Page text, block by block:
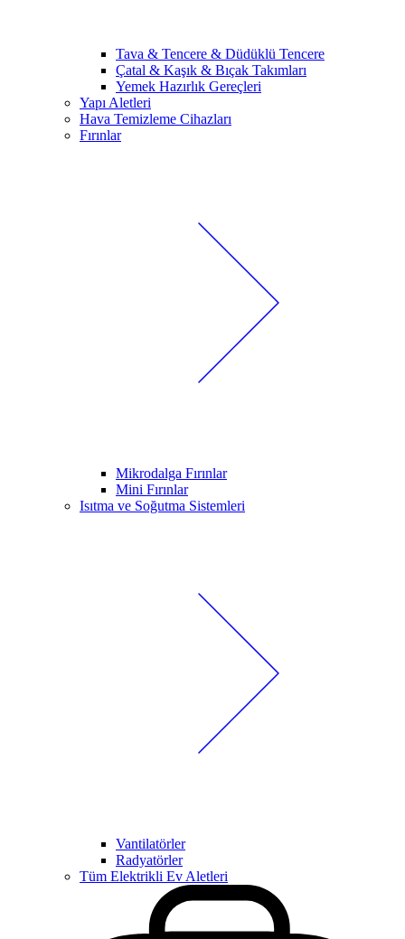
Tava & Tencere & Düdüklü Tencere
Çatal & Kaşık & Bıçak Takımları
Yemek Hazırlık Gereçleri
Yapı Aletleri
Hava Temizleme Cihazları
Fırınlar
Mikrodalga Fırınlar
Mini Fırınlar
Isıtma ve Soğutma Sistemleri
Vantilatörler
Radyatörler
Tüm Elektrikli Ev Aletleri